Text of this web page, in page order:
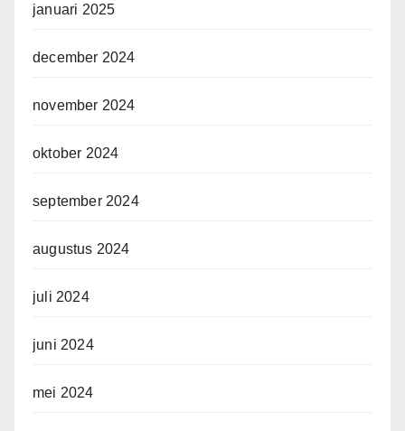
januari 2025
december 2024
november 2024
oktober 2024
september 2024
augustus 2024
juli 2024
juni 2024
mei 2024